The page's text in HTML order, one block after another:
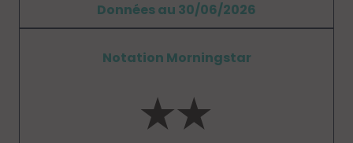
Données au 30/06/2026
Notation Morningstar